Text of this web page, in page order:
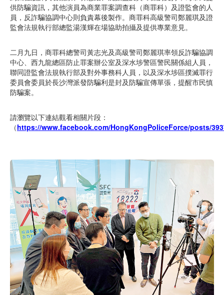
供防騙資訊，其他演員為商業罪案調查科（商罪科）及證監會的人
員，反詐騙協調中心則負責幕後製作。商罪科高級警司鄭麗琪及證
監會法規執行部總監湯漢輝在場協助拍攝及提供專業意見。
二月九日，商罪科總警司黃志光及高級警司鄭麗琪率領反詐騙協調
中心、西九龍總區防止罪案辦公室及深水埗警區警民關係組人員，
聯同證監會法規執行部及對外事務科人員，以及深水埗區撲滅罪行
委員會委員於長沙灣派發防騙利是封及防騙宣傳單張，提醒市民慎
防騙案。
請瀏覽以下連結觀看相關片段：
（https://www.facebook.com/HongKongPoliceForce/posts/